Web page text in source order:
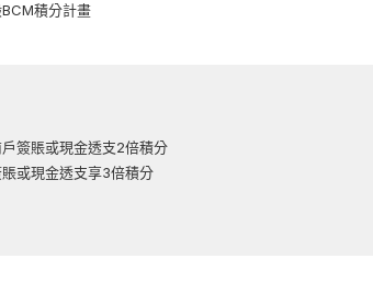
積分計畫
戶簽賬或現金透支2倍積分
賬或現金透支享3倍積分